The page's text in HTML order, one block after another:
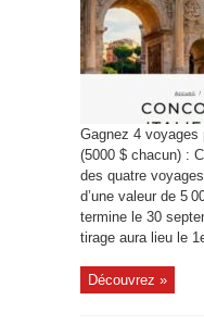
Gagnez 4 voyages
(5000 $ chacun) :
des quatre
d’une valeur de 5
termine le 30
tirage aura lieu le
Découvrez »